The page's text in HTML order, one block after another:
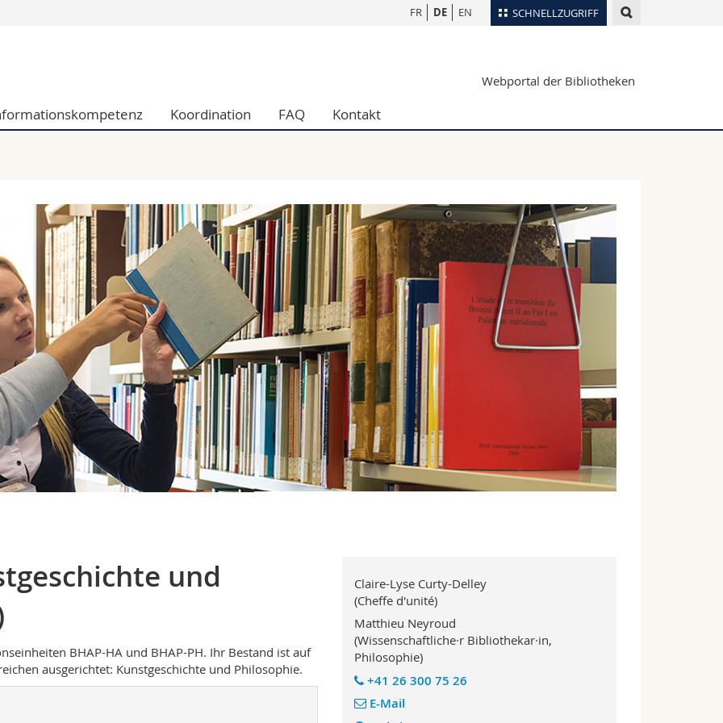
SCHNELLZUGRIFF
Fak.
Medien
Forschende
Ortsplan
Webmail
FR DE EN
Webportal der Bibliotheken
Koordination FAQ Kontakt
und
BHAP-HA und BHAP-PH. Ihr Bestand ist auf
ausgerichtet: Kunstgeschichte und Philosophie.
Claire-Lyse Curty-Delley
(Cheffe d'unité)
Matthieu Neyroud
(Wissenschaftliche·r Bibliothekar·in,
Philosophie)
+41 26 300 75 26
E-Mail